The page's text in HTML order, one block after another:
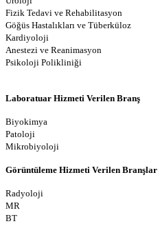
Fizik Tedavi ve Rehabilitasyon
Göğüs Hastalıkları ve Tüberküloz
Kardiyoloji
Anestezi ve Reanimasyon
Psikoloji Polikliniği
Laboratuar Hizmeti Verilen Branş
Biyokimya
Patoloji
Mikrobiyoloji
Görüntüleme Hizmeti Verilen Branşlar
Radyoloji
MR
BT